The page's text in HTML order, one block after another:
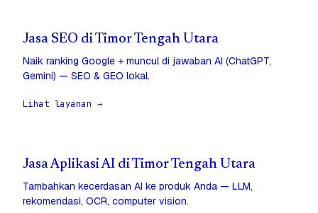
Jasa SEO di Timor Tengah Utara
Naik ranking Google + muncul di jawaban AI (ChatGPT,
Gemini) — SEO & GEO lokal.
Lihat layanan →
Jasa Aplikasi AI di Timor Tengah Utara
Tambahkan kecerdasan AI ke produk Anda — LLM,
rekomendasi, OCR, computer vision.